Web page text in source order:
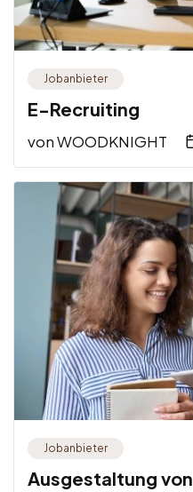
Jobanbieter
E-Recruiting
vonWOODKNIGHT
Jobanbieter
Ausgestaltung von